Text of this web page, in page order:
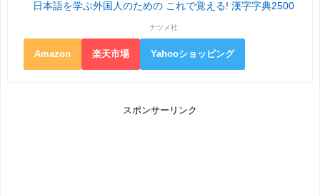
日本語を学ぶ外国人のための これで覚える! 漢字字典2500
ナツメ社
Amazon 楽天市場 Yahooショッピング
スポンサーリンク